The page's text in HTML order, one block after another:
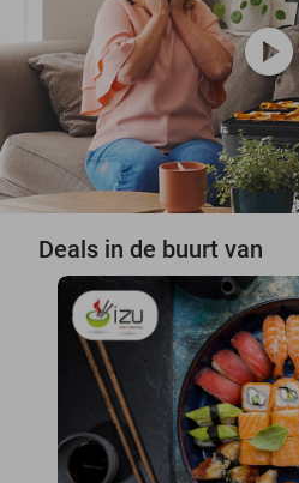
play_circle
Deals in de buurt van